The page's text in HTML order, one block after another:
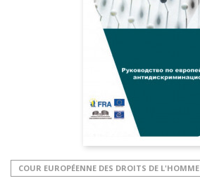
COUR EUROPÉENNE DES DROITS DE L'HOMME